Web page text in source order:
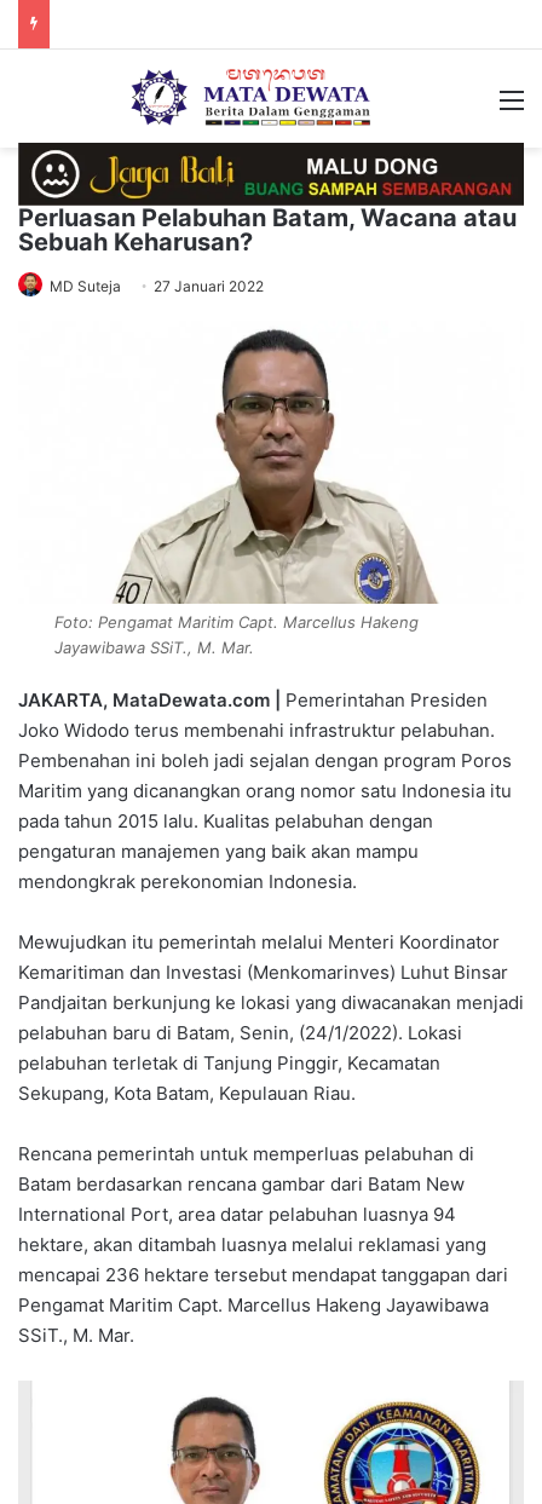
Perluasan Pelabuhan Batam, Wacana atau
Sebuah Keharusan?
MD Suteja 27 Januari 2022
Foto: Pengamat Maritim Capt. Marcellus Hakeng
Jayawibawa SSiT., M. Mar.
JAKARTA, MataDewata.com |
Pemerintahan Presiden
Joko Widodo terus membenahi infrastruktur pelabuhan.
Pembenahan ini boleh jadi sejalan dengan program Poros
Maritim yang dicanangkan orang nomor satu Indonesia itu
pada tahun 2015 lalu. Kualitas pelabuhan dengan
pengaturan manajemen yang baik akan mampu
mendongkrak perekonomian Indonesia.
Mewujudkan itu pemerintah melalui Menteri Koordinator
Kemaritiman dan Investasi (Menkomarinves) Luhut Binsar
Pandjaitan berkunjung ke lokasi yang diwacanakan menjadi
pelabuhan baru di Batam, Senin, (24/1/2022). Lokasi
pelabuhan terletak di Tanjung Pinggir, Kecamatan
Sekupang, Kota Batam, Kepulauan Riau.
Rencana pemerintah untuk memperluas pelabuhan di
Batam berdasarkan rencana gambar dari Batam New
International Port, area datar pelabuhan luasnya 94
hektare, akan ditambah luasnya melalui reklamasi yang
mencapai 236 hektare tersebut mendapat tanggapan dari
Pengamat Maritim Capt. Marcellus Hakeng Jayawibawa
SSiT., M. Mar.